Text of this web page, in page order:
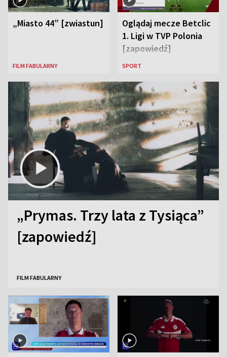
„Miasto 44” [zwiastun]
FILM FABULARNY
Oglądaj mecze Betclic
1. Ligi w TVP Polonia
[zapowiedź]
SPORT
„Prymas. Trzy lata z Tysiąca”
[zapowiedź]
FILM FABULARNY